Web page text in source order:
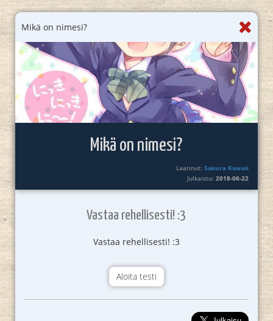
Mikä on nimesi?
Mikä on nimesi?
Laatinut:Sakura Kawaii
Julkaistu:2018-06-22
Vastaa rehellisesti! :3
Vastaa rehellisesti! :3
Aloita testi